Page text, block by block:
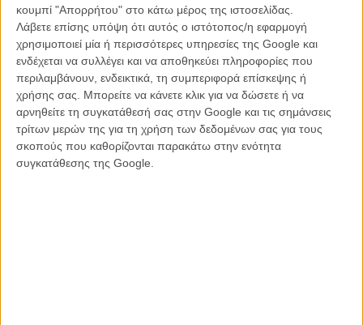
κουμπί "Απορρήτου" στο κάτω μέρος της ιστοσελίδας.
Λάβετε επίσης υπόψη ότι αυτός ο ιστότοπος/η εφαρμογή
χρησιμοποιεί μία ή περισσότερες υπηρεσίες της Google και
ενδέχεται να συλλέγει και να αποθηκεύει πληροφορίες που
περιλαμβάνουν, ενδεικτικά, τη συμπεριφορά επίσκεψης ή
χρήσης σας. Μπορείτε να κάνετε κλικ για να δώσετε ή να
αρνηθείτε τη συγκατάθεσή σας στην Google και τις σημάνσεις
τρίτων μερών της για τη χρήση των δεδομένων σας για τους
σκοπούς που καθορίζονται παρακάτω στην ενότητα
συγκατάθεσης της Google.